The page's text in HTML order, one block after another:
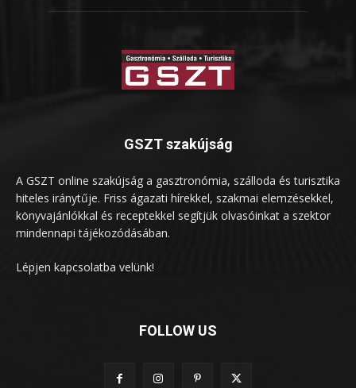
GSZT szakújság
A GSZT online szakújság a gasztronómia, szálloda és turisztika
hiteles iránytűje. Friss ágazati hírekkel, szakmai elemzésekkel,
könyvajánlókkal és receptekkel segítjük olvasóinkat a szektor
mindennapi tájékozódásában.
Lépjen kapcsolatba velünk!
FOLLOW US